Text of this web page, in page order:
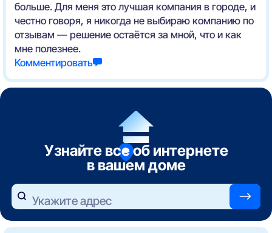
больше. Для меня это лучшая компания в городе, и
честно говоря, я никогда не выбираю компанию по
отзывам — решение остаётся за мной, что и как
мне полезнее.
Комментировать
Узнайте все об интернете
в вашем доме
Укажите адрес —>